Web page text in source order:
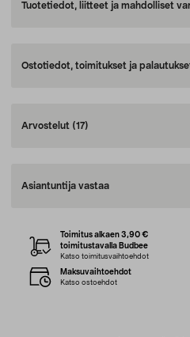
Tuotetiedot, liitteet ja mahdolliset
Ostotiedot, toimitukset ja
Arvostelut (17)
Asiantuntija vastaa
Toimitus alkaen 3,90 €
toimitustavalla Budbee
Katso toimitusvaihtoehdot
Maksuvaihtoehdot
Katso ostoehdot